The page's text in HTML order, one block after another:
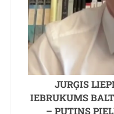
JURĢIS
IEBRUKUMS
– PUTINS